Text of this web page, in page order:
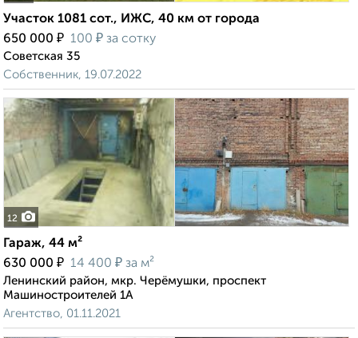
Участок 1081 сот., ИЖС, 40 км от города
650 000 ₽ 100 ₽ за сотку
Советская 35
Собственник, 19.07.2022
12
Гараж, 44 м²
630 000 ₽ 14 400 ₽ за м²
Ленинский район, мкр. Черёмушки, проспект
Машиностроителей 1А
Агентство, 01.11.2021